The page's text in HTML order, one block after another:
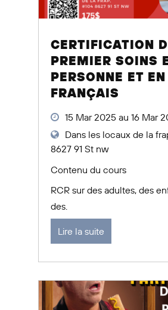
CERTIFICATION
PREMIER SOINS
PERSONNE ET EN
FRANÇAIS
15 Mar 2025 au 16 Mar
Dans les locaux de la
8627 91 St nw
Contenu du cours
RCR sur des adultes, des
des.
Lire la suite